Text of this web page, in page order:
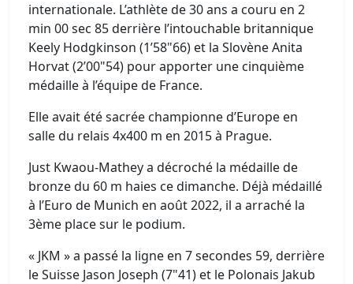
internationale. L’athlète de 30 ans a couru en 2
min 00 sec 85 derrière l’intouchable britannique
Keely Hodgkinson (1’58"66) et la Slovène Anita
Horvat (2’00"54) pour apporter une cinquième
médaille à l’équipe de France.
Elle avait été sacrée championne d’Europe en
salle du relais 4x400 m en 2015 à Prague.
Just Kwaou-Mathey a décroché la médaille de
bronze du 60 m haies ce dimanche. Déjà médaillé
à l’Euro de Munich en août 2022, il a arraché la
3ème place sur le podium.
« JKM » a passé la ligne en 7 secondes 59, derrière
le Suisse Jason Joseph (7"41) et le Polonais Jakub